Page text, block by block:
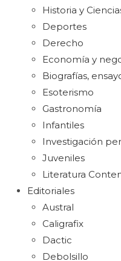
Historia y
Deportes
Derecho
Economía y
Biografías,
Esoterismo
Gastronomía
Infantiles
Investigación
Juveniles
Literatura
Editoriales
Austral
Caligrafix
Dactic
Debolsillo